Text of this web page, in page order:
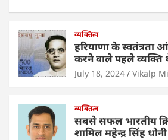
at
s
A
p
p
c
e
b
o
o
er e
dI
n
l
व्यक्तित्व
हरियाणा के
करने वाले पहले व्यक्ति
July 18, 2024 Vikalp
व्यक्तित्व
सबसे सफल भारतीय
शामिल महेन्द्र सिंह धोनी